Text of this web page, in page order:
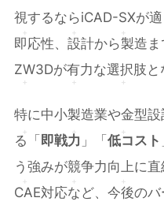
視するならiCAD-SXが
即応性、設計から製造
ZW3Dが有力な選択肢と
特に中小製造業や金型
る「 即戦力 」「低コスト
う強みが競争力向上に
CAE対応など、今後の